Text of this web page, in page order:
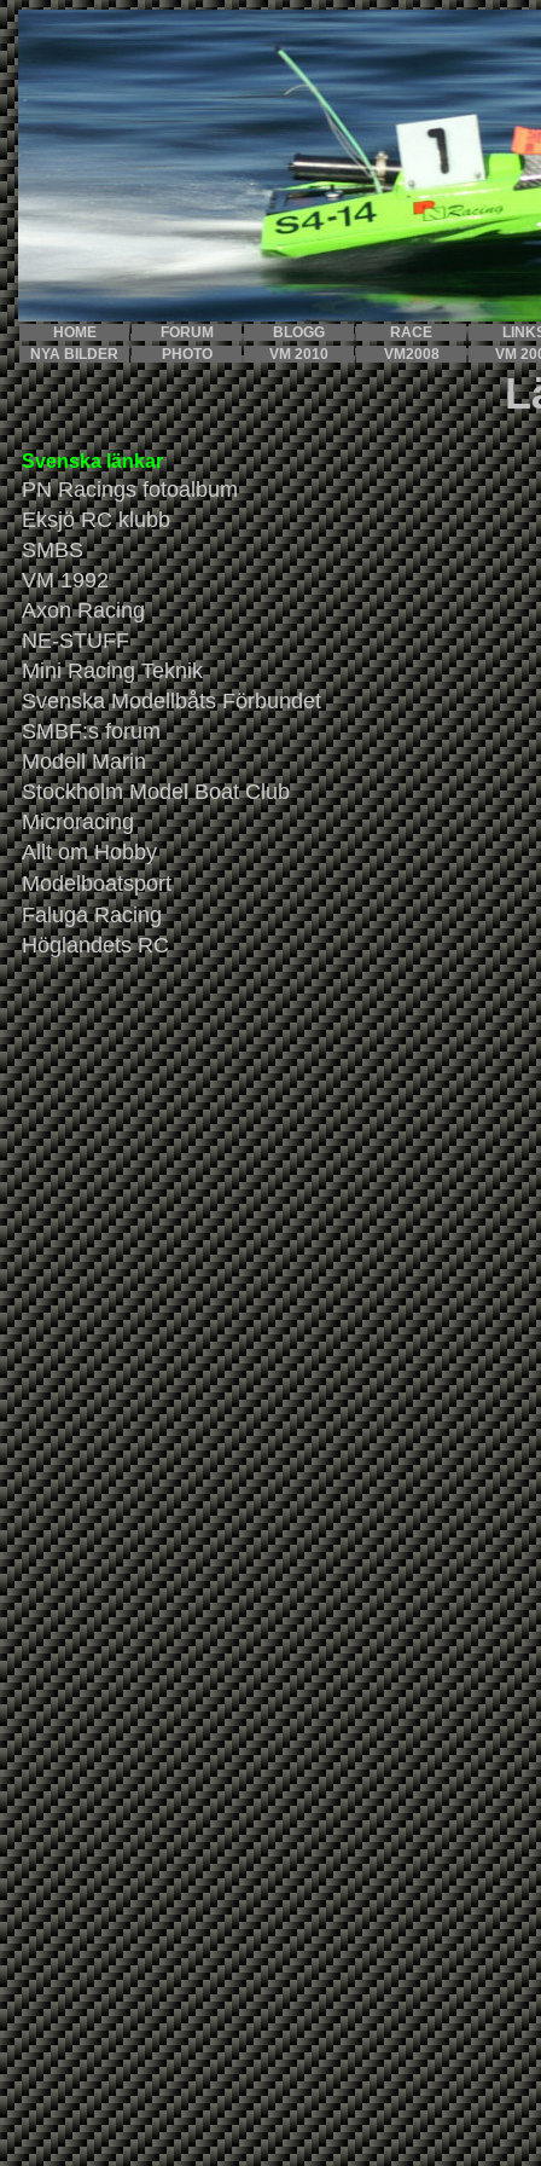
HOME FORUM BLOGG RACE
NYA BILDER
PHOTO VM 2010 VM2008 VM 2
Svenska länkar
PN Racings fotoalbum
Eksjö RC klubb
SMBS
VM 1992
Axon Racing
NE-STUFF
Mini Racing Teknik
Svenska Modellbåts Förbundet
SMBF:s forum
Modell Marin
Stockholm Model Boat Club
Microracing
Allt om Hobby
Modelboatsport
Faluga Racing
Höglandets RC